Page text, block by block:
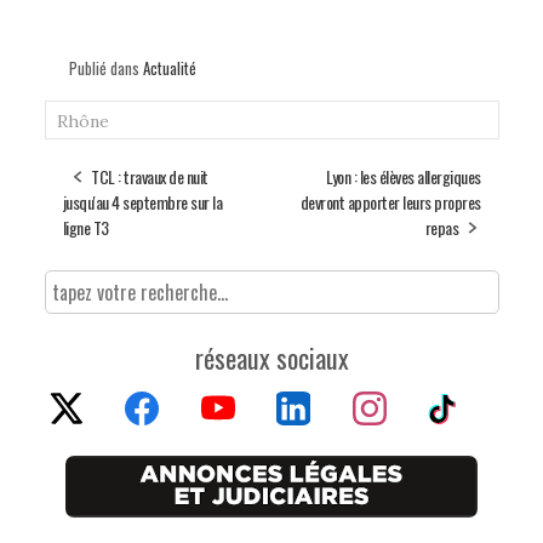
Publié dans Actualité
Rhône
TCL : travaux de nuit
jusqu'au 4 septembre sur la
ligne T3
Lyon : les élèves allergiques
devront apporter leurs propres
repas
réseaux sociaux